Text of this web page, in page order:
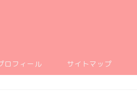
ロフィール サイトマップ